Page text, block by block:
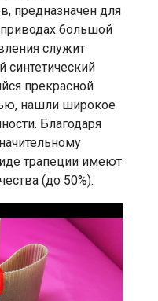
предназначен для
большой
служит
синтетический
прекрасной
нашли широкое
Благодаря
трапеции имеют
(до 50%).